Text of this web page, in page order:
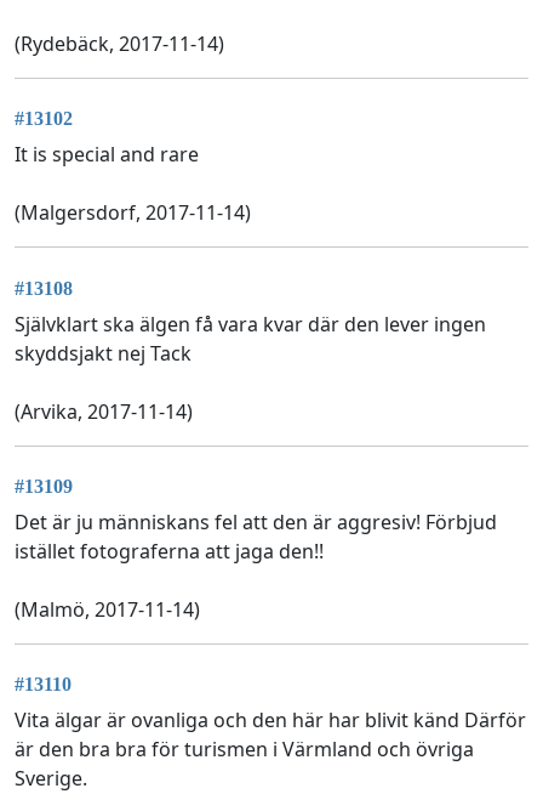
(Rydebäck, 2017-11-14)
#13102
It is special and rare
(Malgersdorf, 2017-11-14)
#13108
Självklart ska älgen få vara kvar där den lever ingen
skyddsjakt nej Tack
(Arvika, 2017-11-14)
#13109
Det är ju människans fel att den är aggresiv! Förbjud
istället fotograferna att jaga den!!
(Malmö, 2017-11-14)
#13110
Vita älgar är ovanliga och den här har blivit känd Därför
är den bra bra för turismen i Värmland och övriga
Sverige.